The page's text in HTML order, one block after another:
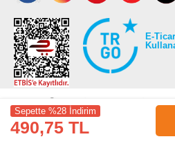
Sepette %28 İndirim
490,75 TL
E-
©2026 Tüm